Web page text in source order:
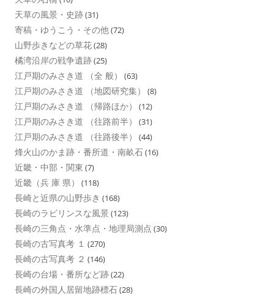
天草の風景・史跡(31)
寄稿・ゆうこう・その他(72)
山野歩きなどの草花(28)
橘湾沿岸の戦争遺跡(25)
江戸期のみさき道 （全 般） (63)
江戸期のみさき道 （地図研究集） (8)
江戸期のみさき道 （帰路ほか） (12)
江戸期のみさき道 （往路前半） (31)
江戸期のみさき道 （往路後半） (44)
烽火山のかま跡・番所道・南畝石(16)
近畿・中部・関東 (7)
近畿（兵 庫 県） (118)
長崎と近県の山野歩き (168)
長崎のラビリンスな風景 (123)
長崎の三角点・水準点・地理局測点 (30)
長崎の古写真考 １ (270)
長崎の古写真考 ２ (146)
長崎の台場・番所など跡(22)
長崎の外国人居留地跡標石(28)